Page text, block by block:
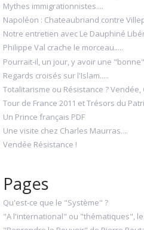
Mythes immigrationnistes....
Napoléon : Chateaubriand contre
Notre entretien avec Le Dauphiné
Philippe Val crache le morceau.....
Pourrait-il, un jour, y avoir une
Regards croisés sur l'Islam.....
Totalitarisme ou Résistance ? Vendée,
Tour de France 2011 et Trésors du
Un Prince français PDF
Une visite chez Charles Maurras....
Vendée Résistance !
Pages
Qu'est-ce que le "Système" ?
"A l'international" ou "thématiques",